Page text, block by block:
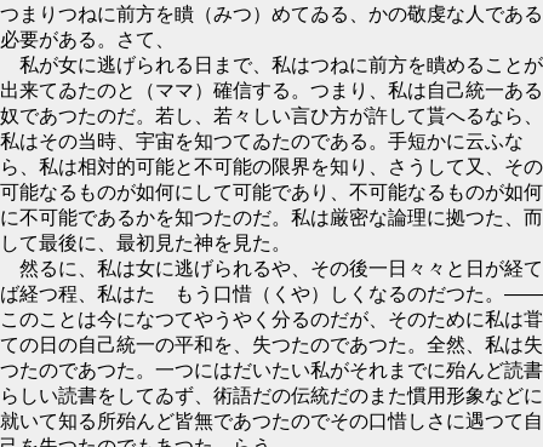
つまりつねに前方を瞶（みつ）めてゐる、かの敬虔な人である
必要がある。さて、
私が女に逃げられる日まで、私はつねに前方を瞶めることが
出来てゐたのと（ママ）確信する。つまり、私は自己統一ある
奴であつたのだ。若し、若々しい言ひ方が許して貰へるなら、
私はその当時、宇宙を知つてゐたのである。手短かに云ふな
ら、私は相対的可能と不可能の限界を知り、さうして又、その
可能なるものが如何にして可能であり、不可能なるものが如何
に不可能であるかを知つたのだ。私は厳密な論理に拠つた、而
して最後に、最初見た神を見た。
然るに、私は女に逃げられるや、その後一日々々と日が経て
ば経つ程、私はたゞもう口惜（くや）しくなるのだつた。――
このことは今になつてやうやく分るのだが、そのために私は甞
ての日の自己統一の平和を、失つたのであつた。全然、私は失
つたのであつた。一つにはだいたい私がそれまでに殆んど読書
らしい読書をしてゐず、術語だの伝統だのまた慣用形象などに
就いて知る所殆んど皆無であつたのでその口惜しさに遇つて自